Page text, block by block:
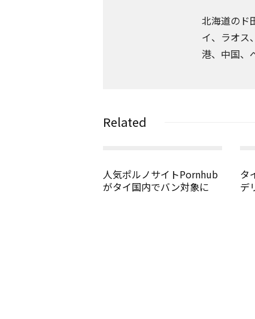
北海道のド
イ、ラオス
港、中国、
Related
人気ポルノサイトPornhub
がタイ国内でバン対象に
タ
デ